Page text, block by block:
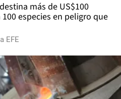
más de US$100
especies en peligro que
EFE